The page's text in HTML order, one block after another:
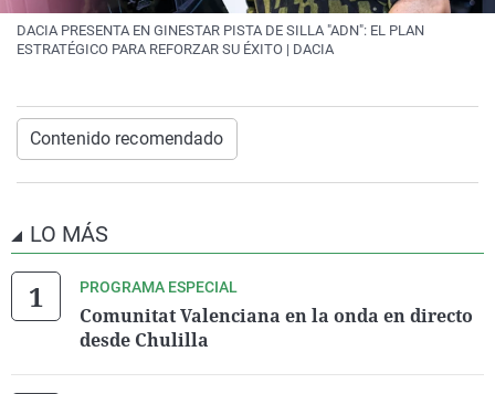
DACIA PRESENTA EN GINESTAR PISTA DE SILLA "ADN": EL PLAN
ESTRATÉGICO PARA REFORZAR SU ÉXITO | DACIA
Contenido recomendado
LO MÁS
PROGRAMA ESPECIAL
Comunitat Valenciana en la onda en directo
desde Chulilla